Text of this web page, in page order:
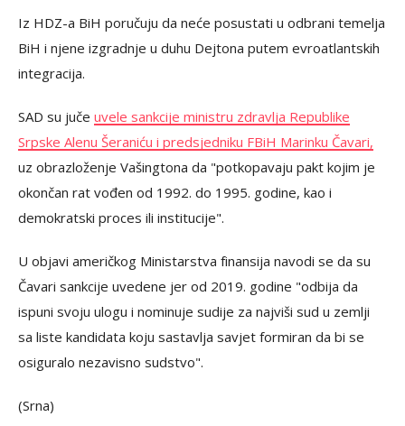
Iz HDZ-a BiH poručuju da neće posustati u odbrani temelja
BiH i njene izgradnje u duhu Dejtona putem evroatlantskih
integracija.
SAD su juče uvele sankcije ministru zdravlja Republike
Srpske Alenu Šeraniću i predsjedniku FBiH Marinku Čavari,
uz obrazloženje Vašingtona da "potkopavaju pakt kojim je
okončan rat vođen od 1992. do 1995. godine, kao i
demokratski proces ili institucije".
U objavi američkog Ministarstva finansija navodi se da su
Čavari sankcije uvedene jer od 2019. godine "odbija da
ispuni svoju ulogu i nominuje sudije za najviši sud u zemlji
sa liste kandidata koju sastavlja savjet formiran da bi se
osiguralo nezavisno sudstvo".
(Srna)